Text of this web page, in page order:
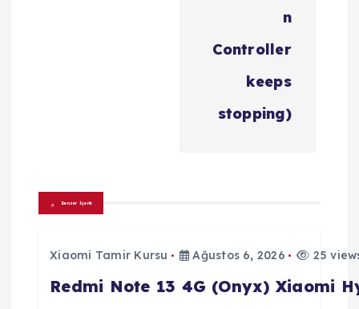
n
Controller
keeps
stopping)
Benzer İçerik
Xiaomi Tamir Kursu Ağustos 6, 2026 25
Redmi Note 13 4G (Onyx) Xiaomi